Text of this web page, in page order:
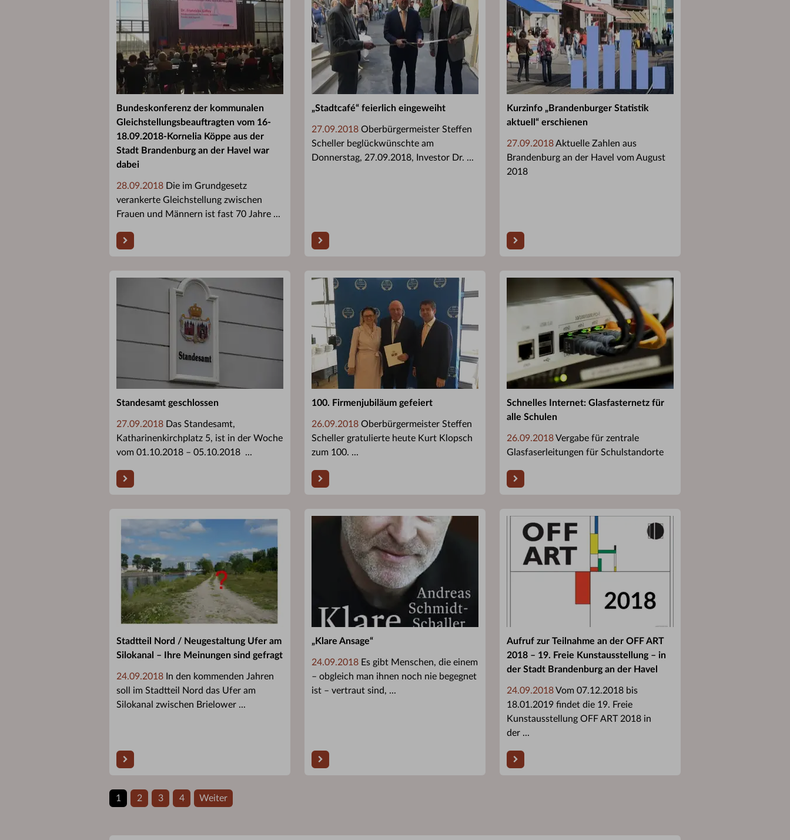
Bundeskonferenz der kommunalen
Gleichstellungsbeauftragten vom 16-
18.09.2018-Kornelia Köppe aus der
Stadt Brandenburg an der Havel war
dabei
28.09.2018 Die im Grundgesetz
verankerte Gleichstellung zwischen
Frauen und Männern ist fast 70 Jahre ...
„Stadtcafé“ feierlich eingeweiht
27.09.2018 Oberbürgermeister Steffen
Scheller beglückwünschte am
Donnerstag, 27.09.2018, Investor Dr. ...
Kurzinfo „Brandenburger Statistik
aktuell“ erschienen
27.09.2018Aktuelle Zahlen aus
Brandenburg an der Havel vom August
2018
Standesamt geschlossen
27.09.2018 Das Standesamt,
Katharinenkirchplatz 5, ist in der Woche
vom 01.10.2018 – 05.10.2018 ...
100. Firmenjubiläum gefeiert
26.09.2018 Oberbürgermeister Steffen
Scheller gratulierte heute Kurt Klopsch
zum 100. ...
Schnelles Internet: Glasfasternetz für
alle Schulen
26.09.2018Vergabe für zentrale
Glasfaserleitungen für Schulstandorte
Stadtteil Nord / Neugestaltung Ufer am
Silokanal – Ihre Meinungen sind gefragt
24.09.2018 In den kommenden Jahren
soll im Stadtteil Nord das Ufer am
Silokanal zwischen Brielower ...
„Klare Ansage“
24.09.2018 Es gibt Menschen, die einem
– obgleich man ihnen noch nie begegnet
ist – vertraut sind, ...
Aufruf zur Teilnahme an der OFF ART
2018 – 19. Freie Kunstausstellung – in
der Stadt Brandenburg an der Havel
24.09.2018Vom 07.12.2018 bis
18.01.2019 findet die 19. Freie
Kunstausstellung OFF ART 2018 in
der ...
1 2 3 4 Weiter